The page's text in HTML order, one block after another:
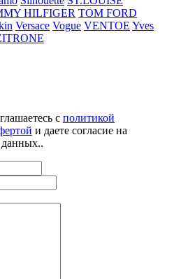
HILFIGER TOM FORD
Versace Vogue VENTOE Yves
с политикой
и даете согласие на
данных..